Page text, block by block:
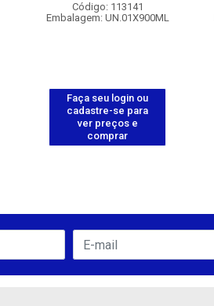
Código: 113141
Embalagem: UN.01X900ML
Faça seu login ou
cadastre-se para
ver preços e
comprar